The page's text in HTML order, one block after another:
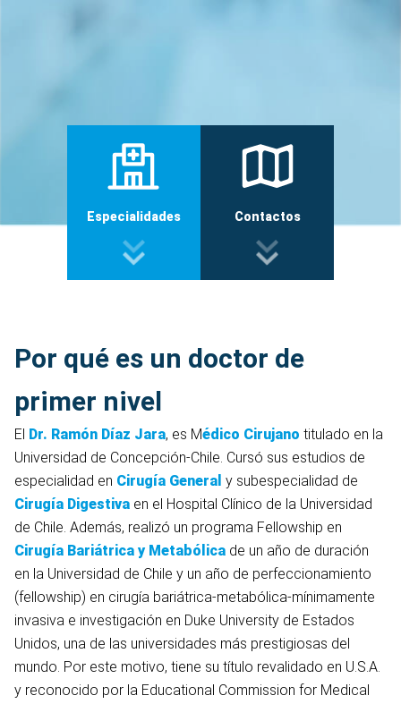
Especialidades Contactos
Por qué es un doctor de
primer nivel
El Dr. Ramón Díaz Jara, es Médico Cirujano titulado en la
Universidad de Concepción-Chile. Cursó sus estudios de
especialidad en Cirugía General y subespecialidad de
Cirugía Digestiva en el Hospital Clínico de la Universidad
de Chile. Además, realizó un programa Fellowship en
Cirugía Bariátrica y Metabólica de un año de duración
en la Universidad de Chile y un año de perfeccionamiento
(fellowship) en cirugía bariátrica-metabólica-mínimamente
invasiva e investigación en Duke University de Estados
Unidos, una de las universidades más prestigiosas del
mundo. Por este motivo, tiene su título revalidado en U.S.A.
y reconocido por la Educational Commission for Medical